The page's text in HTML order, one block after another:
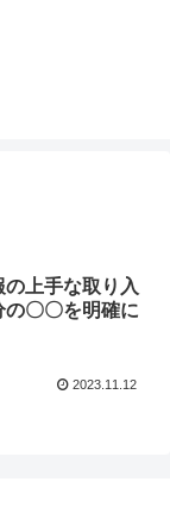
の上手な取り入
〇〇を明確に
2023.11.12